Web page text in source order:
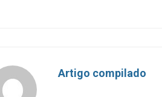
Artigo compilado